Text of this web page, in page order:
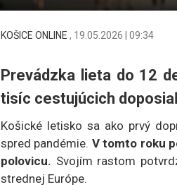
KOŠICE ONLINE , 19.05.2026 | 09:34
Prevádzka lieta do 12
tisíc cestujúcich
Košické letisko sa ako prvý
spred pandémie. V tomto roku
polovicu. Svojím rastom
strednej Európe.